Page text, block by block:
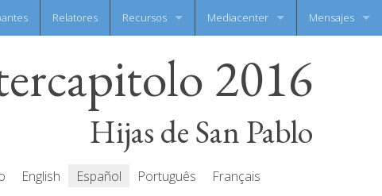
Relatores Recursos
Oraciones
Mediacenter
Galeria de video
Mensajes
Todos
2016
Hijas de San Pablo
English Español Português Français